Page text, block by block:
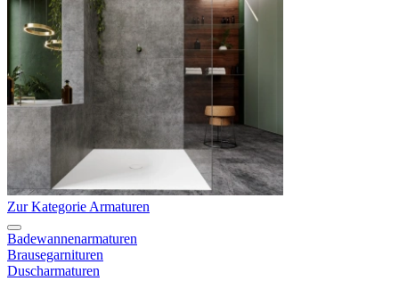
Zur Kategorie Armaturen
Badewannenarmaturen
Brausegarnituren
Duscharmaturen